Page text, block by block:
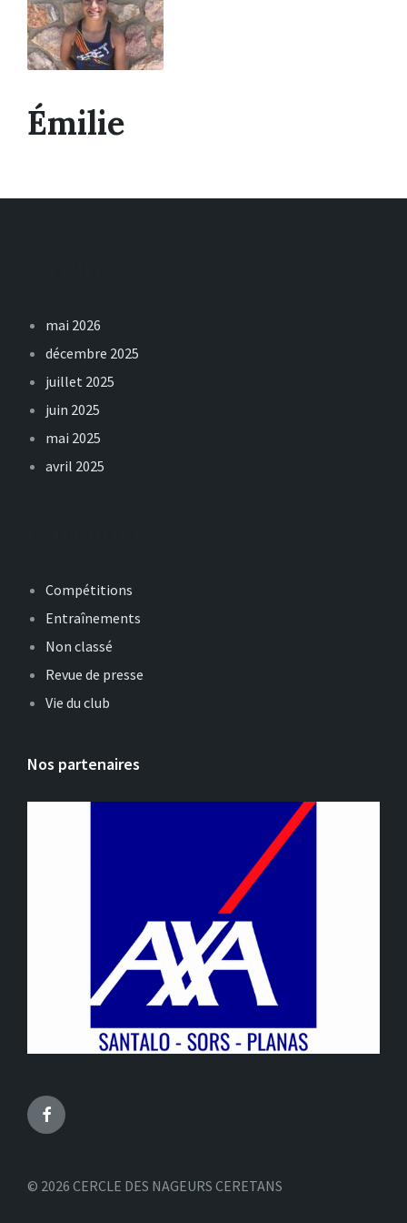
Émilie
mai 2026
décembre 2025
juillet 2025
juin 2025
mai 2025
avril 2025
Compétitions
Entraînements
Non classé
Revue de presse
Vie du club
Nos partenaires
Facebook
© 2026 CERCLE DES NAGEURS CERETANS